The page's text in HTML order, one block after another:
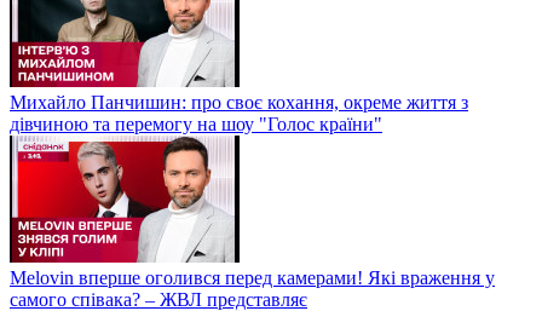
Михайло Панчишин: про своє кохання, окреме життя з
дівчиною та перемогу на шоу "Голос країни"
Melovin вперше оголився перед камерами! Які враження у
самого співака? – ЖВЛ представляє